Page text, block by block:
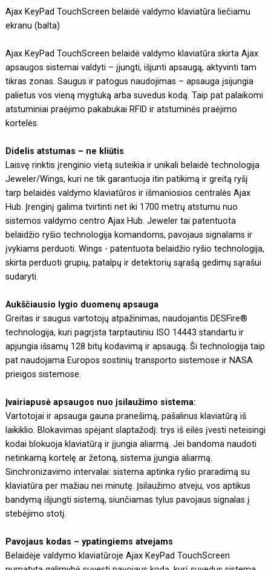
Ajax KeyPad TouchScreen belaidė valdymo klaviatūra liečiamu
ekranu (balta)
Ajax KeyPad TouchScreen belaidė valdymo klaviatūra skirta Ajax
apsaugos sistemai valdyti – įjungti, išjunti apsaugą, aktyvinti tam
tikras zonas. Saugus ir patogus naudojimas – apsauga įsijungia
palietus vos vieną mygtuką arba suvedus kodą. Taip pat palaikomi
atstuminiai praėjimo pakabukai RFID ir atstuminės praėjimo
kortelės.
Didelis atstumas – ne kliūtis
Laisvę rinktis įrenginio vietą suteikia ir unikali belaidė technologija
Jeweler/Wings, kuri ne tik garantuoja itin patikimą ir greitą ryšį
tarp belaidės valdymo klaviatūros ir išmaniosios centralės Ajax
Hub. Įrenginį galima tvirtinti net iki 1700 metrų atstumu nuo
sistemos valdymo centro Ajax Hub. Jeweler tai patentuota
belaidžio ryšio technologija komandoms, pavojaus signalams ir
įvykiams perduoti. Wings - patentuota belaidžio ryšio technologija,
skirta perduoti grupių, patalpų ir detektorių sąrašą gedimų sąrašui
sudaryti.
Aukščiausio lygio duomenų apsauga
Greitas ir saugus vartotojų atpažinimas, naudojantis DESFire®
technologija, kuri pagrįsta tarptautiniu ISO 14443 standartu ir
apjungia išsamų 128 bitų kodavimą ir apsaugą. Ši technologija taip
pat naudojama Europos sostinių transporto sistemose ir NASA
prieigos sistemose.
Įvairiapusė apsaugos nuo įsilaužimo sistema:
Vartotojai ir apsauga gauna pranešimą, pašalinus klaviatūrą iš
laikiklio. Blokavimas spėjant slaptažodį: trys iš eilės įvesti neteisingi
kodai blokuoja klaviatūrą ir įjungia aliarmą. Jei bandoma naudoti
netinkamą kortelę ar žetoną, sistema įjungia aliarmą.
Sinchronizavimo intervalai: sistema aptinka ryšio praradimą su
klaviatūra per mažiau nei minutę. Įsilaužimo atveju, vos aptikus
bandymą išjungti sistemą, siunčiamas tylus pavojaus signalas į
stebėjimo stotį.
Pavojaus kodas – ypatingiems atvejams
Belaidėje valdymo klaviatūroje Ajax KeyPad TouchScreen